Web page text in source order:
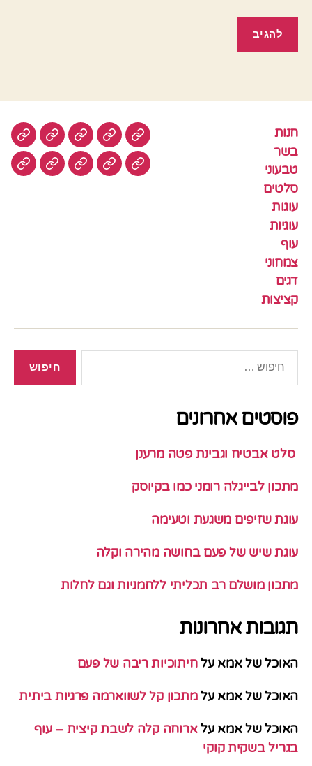
חנות
בשר
טבעוני
סלטים
עוגות
עוגיות
עוף
צמחוני
דגים
קציצות
חנות בשר טבעוניסלטים
עוגיותעוף צמחונידגים
פוסטים אחרונים
סלט אבטיח וגבינת פטה מרענן
מתכון לבייגלה רומני כמו בקיוסק
עוגת שזיפים משגעת וטעימה
עוגת שיש של פעם בחושה מהירה וקלה
מתכון מושלם רב תכליתי ללחמניות וגם לחלות
תגובות אחרונות
האוכל של אמא עלחיתוכיות ריבה של פעם
האוכל של אמא עלמתכון קל לשווארמה פרגיות ביתית
האוכל של אמא עלארוחה קלה לשבת קיצית – עוף
בגריל בשקית קוקי